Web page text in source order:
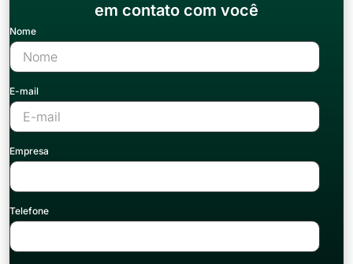
em contato com você
Nome
E-mail
Empresa
Telefone